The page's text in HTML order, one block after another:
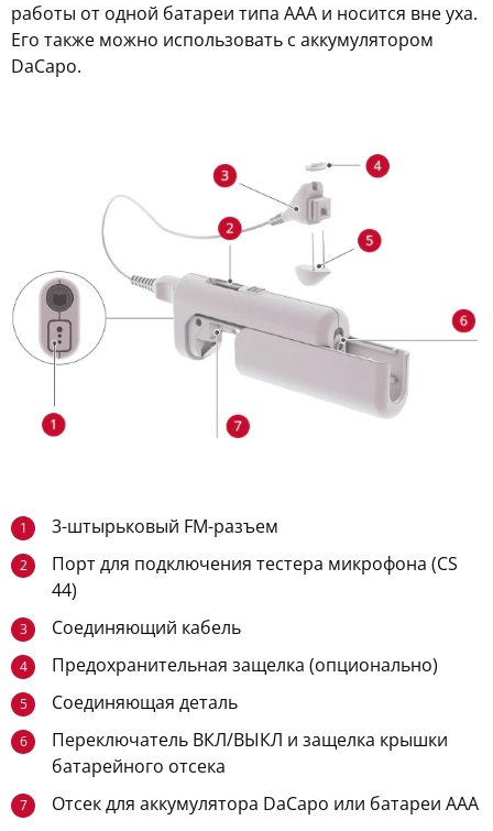
работы от одной батареи типа ААА и носится вне уха.
Его также можно использовать с аккумулятором
DaCapo.
1 3-штырьковый FM-разъем
2
Порт для подключения тестера микрофона (CS
44)
3 Соединяющий кабель
4 Предохранительная защелка (опционально)
5 Соединяющая деталь
6
Переключатель ВКЛ/ВЫКЛ и защелка крышки
батарейного отсека
7 Отсек для аккумулятора DaCapo или батареи AAA